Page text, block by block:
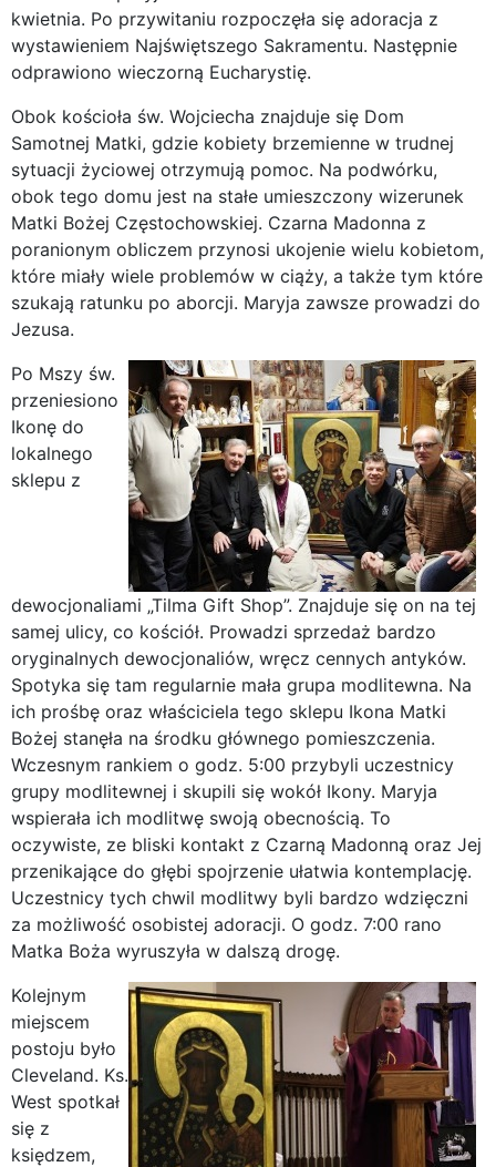
kwietnia. Po przywitaniu rozpoczęła się adoracja z
wystawieniem Najświętszego Sakramentu. Następnie
odprawiono wieczorną Eucharystię.
Obok kościoła św. Wojciecha znajduje się Dom
Samotnej Matki, gdzie kobiety brzemienne w trudnej
sytuacji życiowej otrzymują pomoc. Na podwórku,
obok tego domu jest na stałe umieszczony wizerunek
Matki Bożej Częstochowskiej. Czarna Madonna z
poranionym obliczem przynosi ukojenie wielu kobietom,
które miały wiele problemów w ciąży, a także tym które
szukają ratunku po aborcji. Maryja zawsze prowadzi do
Jezusa.
Po Mszy św.
przeniesiono
Ikonę do
lokalnego
sklepu z
dewocjonaliami „Tilma Gift Shop”. Znajduje się on na tej
samej ulicy, co kościół. Prowadzi sprzedaż bardzo
oryginalnych dewocjonaliów, wręcz cennych antyków.
Spotyka się tam regularnie mała grupa modlitewna. Na
ich prośbę oraz właściciela tego sklepu Ikona Matki
Bożej stanęła na środku głównego pomieszczenia.
Wczesnym rankiem o godz. 5:00 przybyli uczestnicy
grupy modlitewnej i skupili się wokół Ikony. Maryja
wspierała ich modlitwę swoją obecnością. To
oczywiste, ze bliski kontakt z Czarną Madonną oraz Jej
przenikające do głębi spojrzenie ułatwia kontemplację.
Uczestnicy tych chwil modlitwy byli bardzo wdzięczni
za możliwość osobistej adoracji. O godz. 7:00 rano
Matka Boża wyruszyła w dalszą drogę.
Kolejnym
miejscem
postoju było
Cleveland. Ks.
West spotkał
się z
księdzem,